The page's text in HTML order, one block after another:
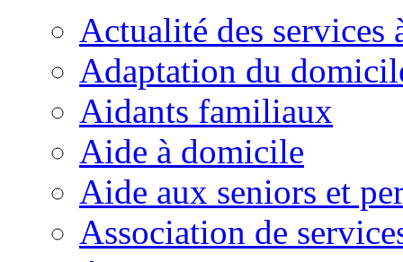
Actualité des services
Adaptation du
Aidants familiaux
Aide à domicile
Aide aux seniors et
Association de